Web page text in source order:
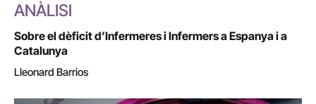
ANÀLISI
Sobre el dèficit d’Infermeres i Infermers a Espanya i a
Catalunya
Lleonard Barrios